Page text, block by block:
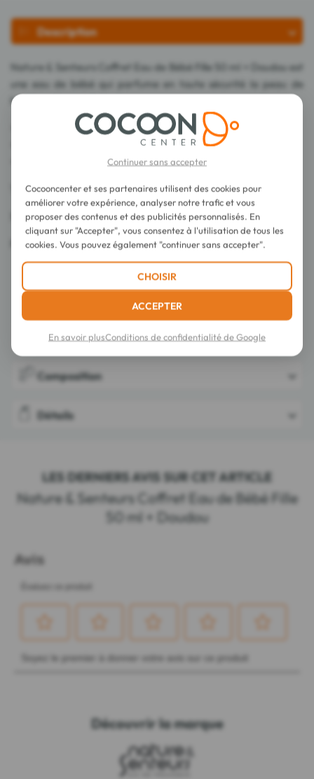
Description
Nature & Senteurs Coffret Eau de Bébé Fille 50 ml + Doudou est
une eau de bébé qui parfume en toute sécurité la peau de
bébé, ou du nourrisson.
En tête : orange, mandarine, feuilles vertes.
En cœur : fleurs blanches.
En fond : musc blanc.
Testé dermatologiquement.
Sans alcool, sans colorant.
Fabriqué en France.
Conseils d'utilisation
Composition
Détails
LES DERNIERS AVIS SUR CET ARTICLE
Nature & Senteurs Coffret Eau de Bébé Fille
50 ml + Doudou
Découvrir la marque
Continuer sans accepter
Cocooncenter et ses partenaires utilisent des cookies pour
améliorer votre expérience, analyser notre trafic et vous
proposer des contenus et des publicités personnalisés. En
cliquant sur "Accepter", vous consentez à l'utilisation de tous les
cookies. Vous pouvez également "continuer sans accepter".
CHOISIR
ACCEPTER
En savoir plusConditions de confidentialité de Google